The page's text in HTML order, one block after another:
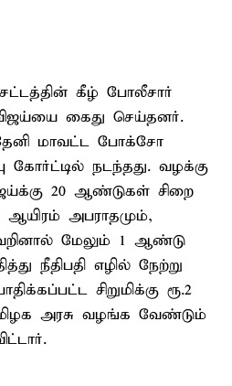
கீழ் போலீசார்
கைது செய்தனர்.
மாவட்ட போக்சோ
கோர்ட்டில் நடந்தது. வழக்கு
20 ஆண்டுகள் சிறை
அபராதமும்,
மேலும் 1 ஆண்டு
நீதிபதி எழில் நேற்று
சிறுமிக்கு ரூ.2
அரசு வழங்க வேண்டும்